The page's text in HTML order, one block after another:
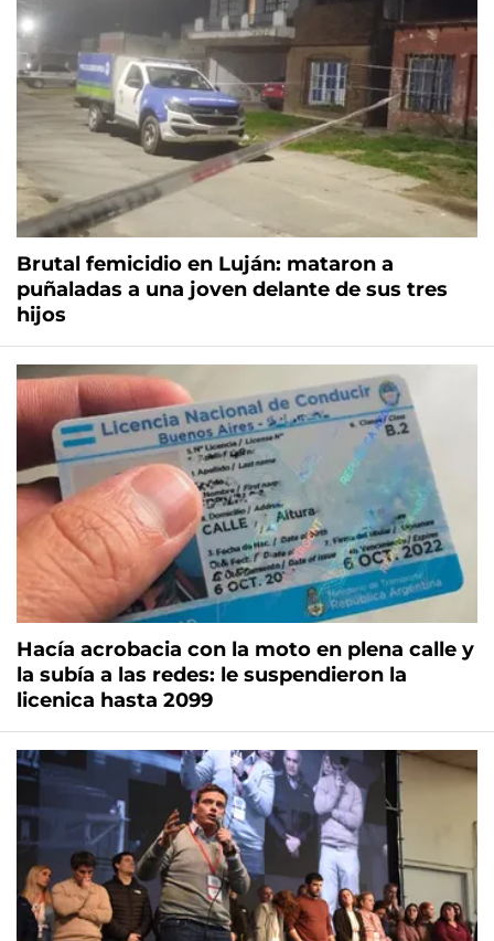
Brutal femicidio en Luján: mataron a
puñaladas a una joven delante de sus tres
hijos
Hacía acrobacia con la moto en plena calle y
la subía a las redes: le suspendieron la
licenica hasta 2099